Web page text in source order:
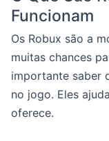
Funcionam
Os Robux são a
muitas chances
importante saber
no jogo. Eles
oferece.